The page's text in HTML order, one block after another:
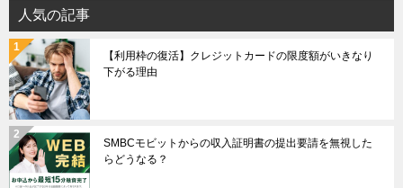
人気の記事
【利用枠の復活】クレジットカードの限度額がいきなり
下がる理由
SMBCモビットからの収入証明書の提出要請を無視した
らどうなる？